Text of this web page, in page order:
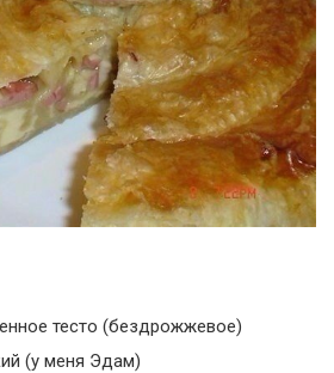
тесто (бездрожжевое)
(у меня Эдам)